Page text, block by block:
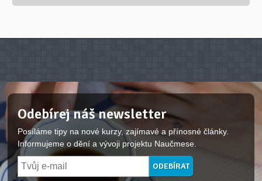
Odebírej náš newsletter
Posíláme tipy na nové kurzy, zajímavé a přínosné články.
Informujeme o dění a vývoji projektu Naučmese.